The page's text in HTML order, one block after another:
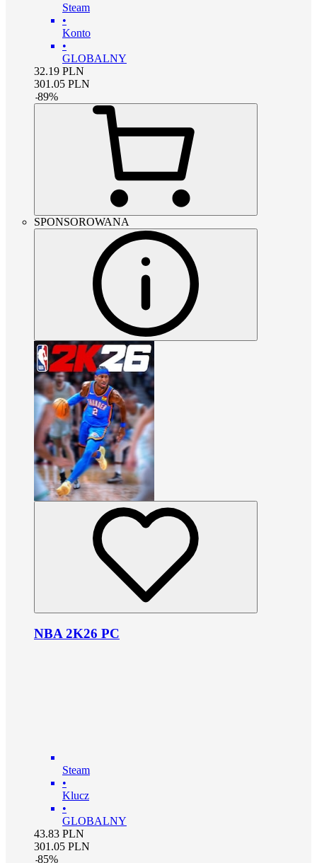
Steam
•
Konto
•
GLOBALNY
32.19 PLN
301.05 PLN
-89%
SPONSOROWANA
NBA 2K26 PC
Steam
•
Klucz
•
GLOBALNY
43.83 PLN
301.05 PLN
-85%